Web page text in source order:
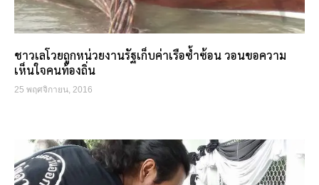
ชาวเลโวยถูกหน่วยงานรัฐเก็บค่าเรือซ้ำซ้อน วอนขอความ
เห็นใจคนท้องถิ่น
25 พฤศจิกายน, 2016